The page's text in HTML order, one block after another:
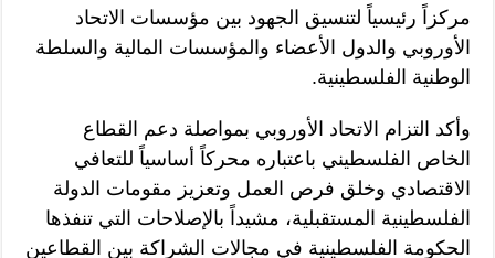
مركزاً رئيسياً لتنسيق الجهود بين مؤسسات الاتحاد
الأوروبي والدول الأعضاء والمؤسسات المالية والسلطة
الوطنية الفلسطينية.
وأكد التزام الاتحاد الأوروبي بمواصلة دعم القطاع
الخاص الفلسطيني باعتباره محركاً أساسياً للتعافي
الاقتصادي وخلق فرص العمل وتعزيز مقومات الدولة
الفلسطينية المستقبلية، مشيداً بالإصلاحات التي تنفذها
الحكومة الفلسطينية في مجالات الشراكة بين القطاعين